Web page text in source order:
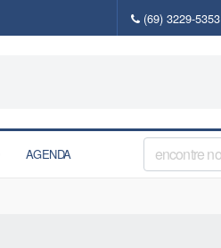
(69) 3229-5353
AGENDA